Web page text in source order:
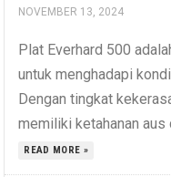
NOVEMBER 13, 2024
Plat Everhard 500
untuk menghadapi
Dengan tingkat
memiliki ketahanan aus
READ MORE »